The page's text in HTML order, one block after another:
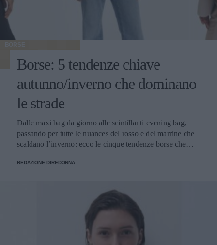
BORSE
Borse: 5 tendenze chiave
autunno/inverno che dominano
le strade
Dalle maxi bag da giorno alle scintillanti evening bag,
passando per tutte le nuances del rosso e del marrine che
scaldano l’inverno: ecco le cinque tendenze borse che
REDAZIONE DIREDONNA